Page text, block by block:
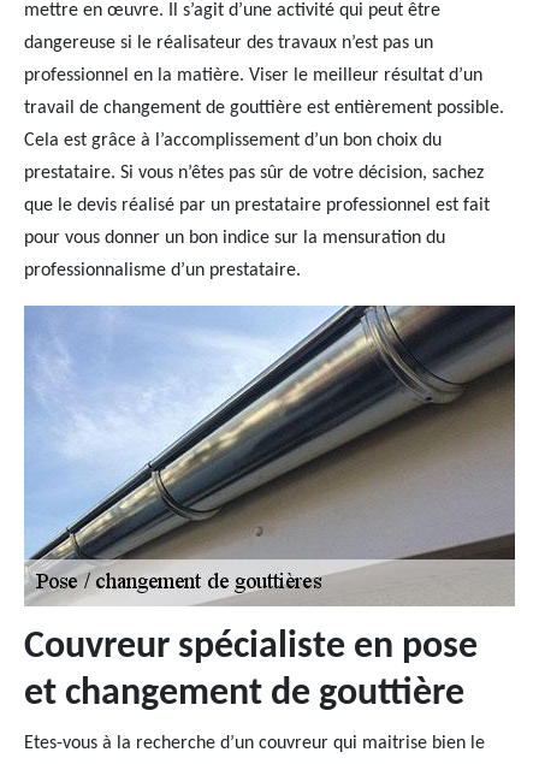
mettre en œuvre. Il s’agit d’une activité qui peut être
dangereuse si le réalisateur des travaux n’est pas un
professionnel en la matière. Viser le meilleur résultat d’un
travail de changement de gouttière est entièrement possible.
Cela est grâce à l’accomplissement d’un bon choix du
prestataire. Si vous n’êtes pas sûr de votre décision, sachez
que le devis réalisé par un prestataire professionnel est fait
pour vous donner un bon indice sur la mensuration du
professionnalisme d’un prestataire.
Couvreur spécialiste en pose
et changement de gouttière
Etes-vous à la recherche d’un couvreur qui maitrise bien le